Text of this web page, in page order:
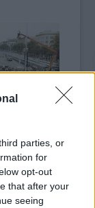
parties, or
for
opt-out
that after your
seeing